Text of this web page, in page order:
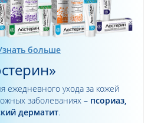
больше
ежедневного ухода за кожей
заболеваниях – псориаз,
дерматит.